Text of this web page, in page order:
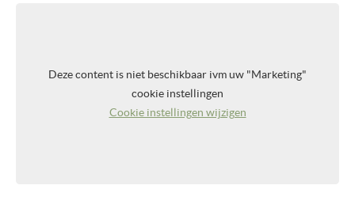
Deze content is niet beschikbaar ivm uw "Marketing"
cookie instellingen
Cookie instellingen wijzigen